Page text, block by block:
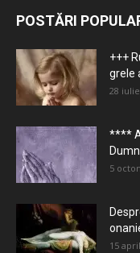
POSTĂRI
+++
grele
28
****
5
15